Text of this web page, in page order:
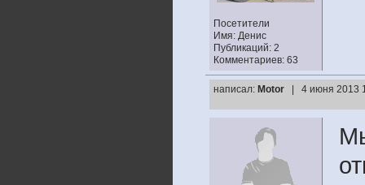
Посетители
Имя: Денис
Публикаций: 2
Комментариев: 63
написал: Motor | 4 июня